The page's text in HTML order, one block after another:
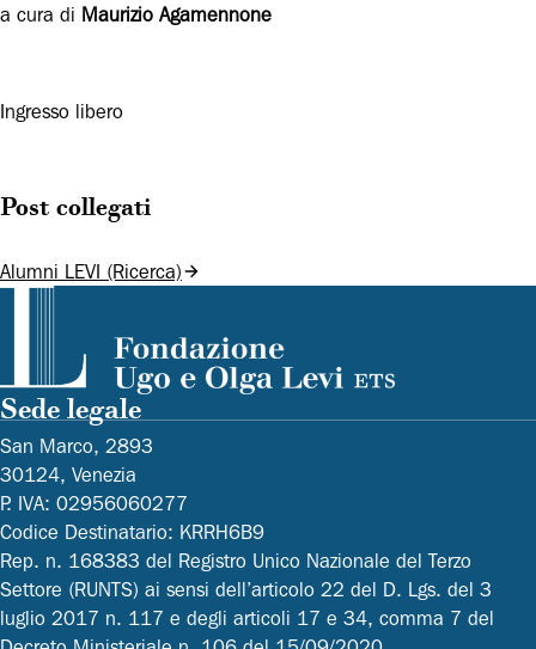
a cura di Maurizio Agamennone
Ingresso libero
Post collegati
Alumni LEVI (Ricerca)
Sede legale
San Marco, 2893
30124, Venezia
P. IVA: 02956060277
Codice Destinatario: KRRH6B9
Rep. n. 168383 del Registro Unico Nazionale del Terzo
Settore (RUNTS) ai sensi dell’articolo 22 del D. Lgs. del 3
luglio 2017 n. 117 e degli articoli 17 e 34, comma 7 del